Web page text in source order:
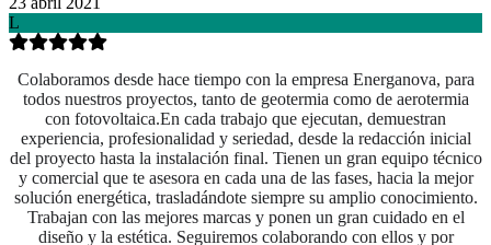
L
Colaboramos desde hace tiempo con la empresa Energanova, para
todos nuestros proyectos, tanto de geotermia como de aerotermia
con fotovoltaica.En cada trabajo que ejecutan, demuestran
experiencia, profesionalidad y seriedad, desde la redacción inicial
del proyecto hasta la instalación final. Tienen un gran equipo técnico
y comercial que te asesora en cada una de las fases, hacia la mejor
solución energética, trasladándote siempre su amplio conocimiento.
Trabajan con las mejores marcas y ponen un gran cuidado en el
diseño y la estética. Seguiremos colaborando con ellos y por